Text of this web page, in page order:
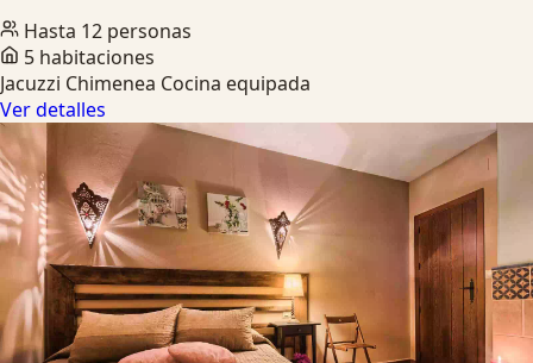
Hasta 12 personas
5 habitaciones
Jacuzzi Chimenea Cocina equipada
Ver detalles